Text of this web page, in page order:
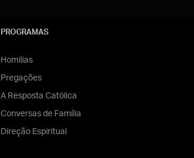
PROGRAMAS
Homilias
Pregações
A Resposta Católica
Conversas de Família
Direção Espiritual